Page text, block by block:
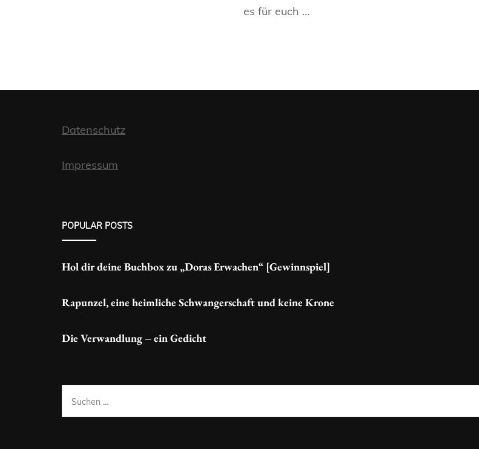
es für euch …
Datenschutz
Impressum
POPULAR POSTS
Hol dir deine Buchbox zu „Doras Erwachen“ [Gewinnspiel]
Rapunzel, eine heimliche Schwangerschaft und keine Krone
Die Verwandlung – ein Gedicht
Suchen
nach: